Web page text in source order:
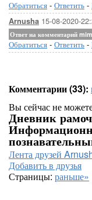
Обратиться - Ответить -
Arnusha 15-08-2020-
Ответ на комментарий
Обратиться - Ответить -
Комментарии (33):
Вы сейчас не
Дневник
Лента друзей
Добавить в друзья
Страницы: раньше»